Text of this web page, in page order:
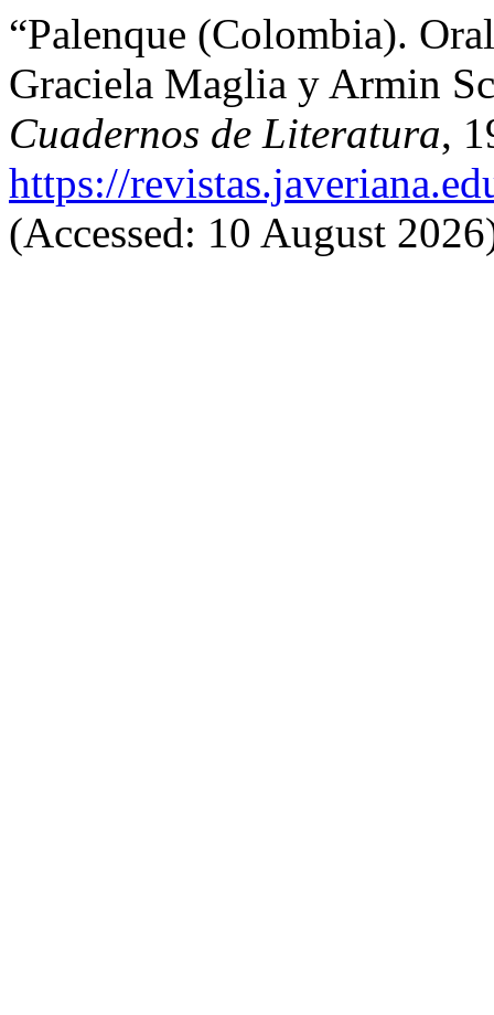
“Palenque (Colombia).
Graciela Maglia y Armin
Cuadernos de Literatura,
https://
(Accessed: 10 August